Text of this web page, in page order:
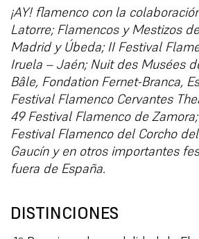
¡AY! flamenco con la
Latorre; Flamencos y Mestizos
Madrid y Úbeda; II Festival
Iruela – Jaén; Nuit des Musées
Bâle, Fondation Fernet-Branca,
Festival Flamenco Cervantes
49 Festival Flamenco de
Festival Flamenco del Corcho
Gaucín y en otros importantes
fuera de España.
DISTINCIONES